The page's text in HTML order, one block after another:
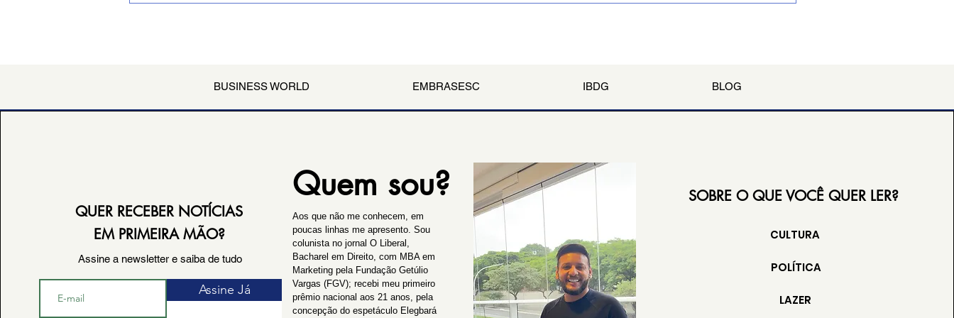
BUSINESS WORLD EMBRASESC IBDG BLOG
QUER RECEBER NOTÍCIAS
EM PRIMEIRA MÃO?
Assine a newsletter e saiba de tudo
Assine Já
Quem sou?
Aos que não me conhecem, em
poucas linhas me apresento. Sou
colunista no jornal O Liberal,
Bacharel em Direito, com MBA em
Marketing pela Fundação Getúlio
Vargas (FGV); recebi meu primeiro
prêmio nacional aos 21 anos, pela
concepção do espetáculo Elegbará
SOBRE O QUE VOCÊ QUER LER?
CULTURA
POLÍTICA
LAZER